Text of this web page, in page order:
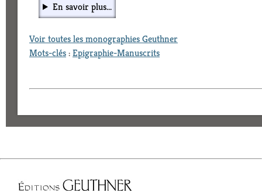
En savoir plus...
Voir toutes les monographies Geuthner
Mots-clés:Epigraphie-Manuscrits